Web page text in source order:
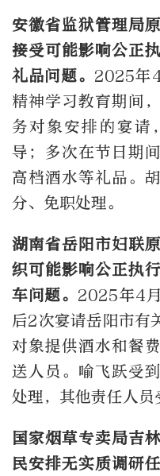
安徽省监狱管理局
接受可能影响公正
礼品问题。 2025年
精神学习教育期间
务对象安排的宴请
导；多次在节日期
高档酒水等礼品。
分、免职处理。
湖南省岳阳市妇联
织可能影响公正执
车问题。 2025年4
后2次宴请岳阳市有
对象提供酒水和餐
送人员。喻飞跃受
处理，其他责任人员
国家烟草专卖局吉
民安排无实质调研